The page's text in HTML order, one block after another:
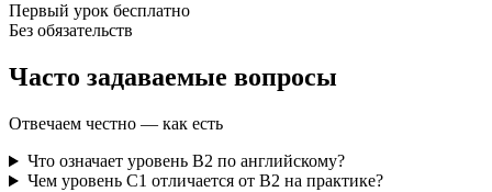
Первый урок бесплатно
Без обязательств
Часто задаваемые вопросы
Отвечаем честно — как есть
Что означает уровень B2 по английскому?
Чем уровень C1 отличается от B2 на практике?